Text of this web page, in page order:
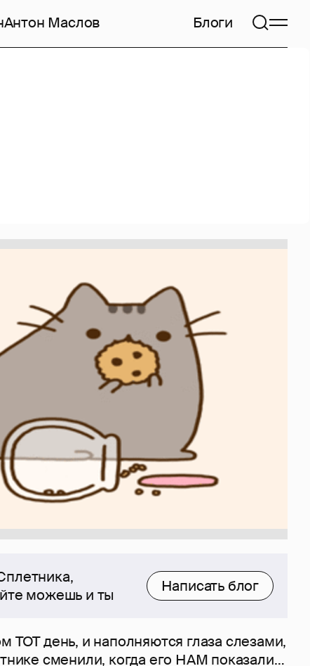
Антон Маслов Блоги
можешь и ты
Написать блог
ТОТ день, и наполняются глаза слезами,
сменили, когда его НАМ показали…